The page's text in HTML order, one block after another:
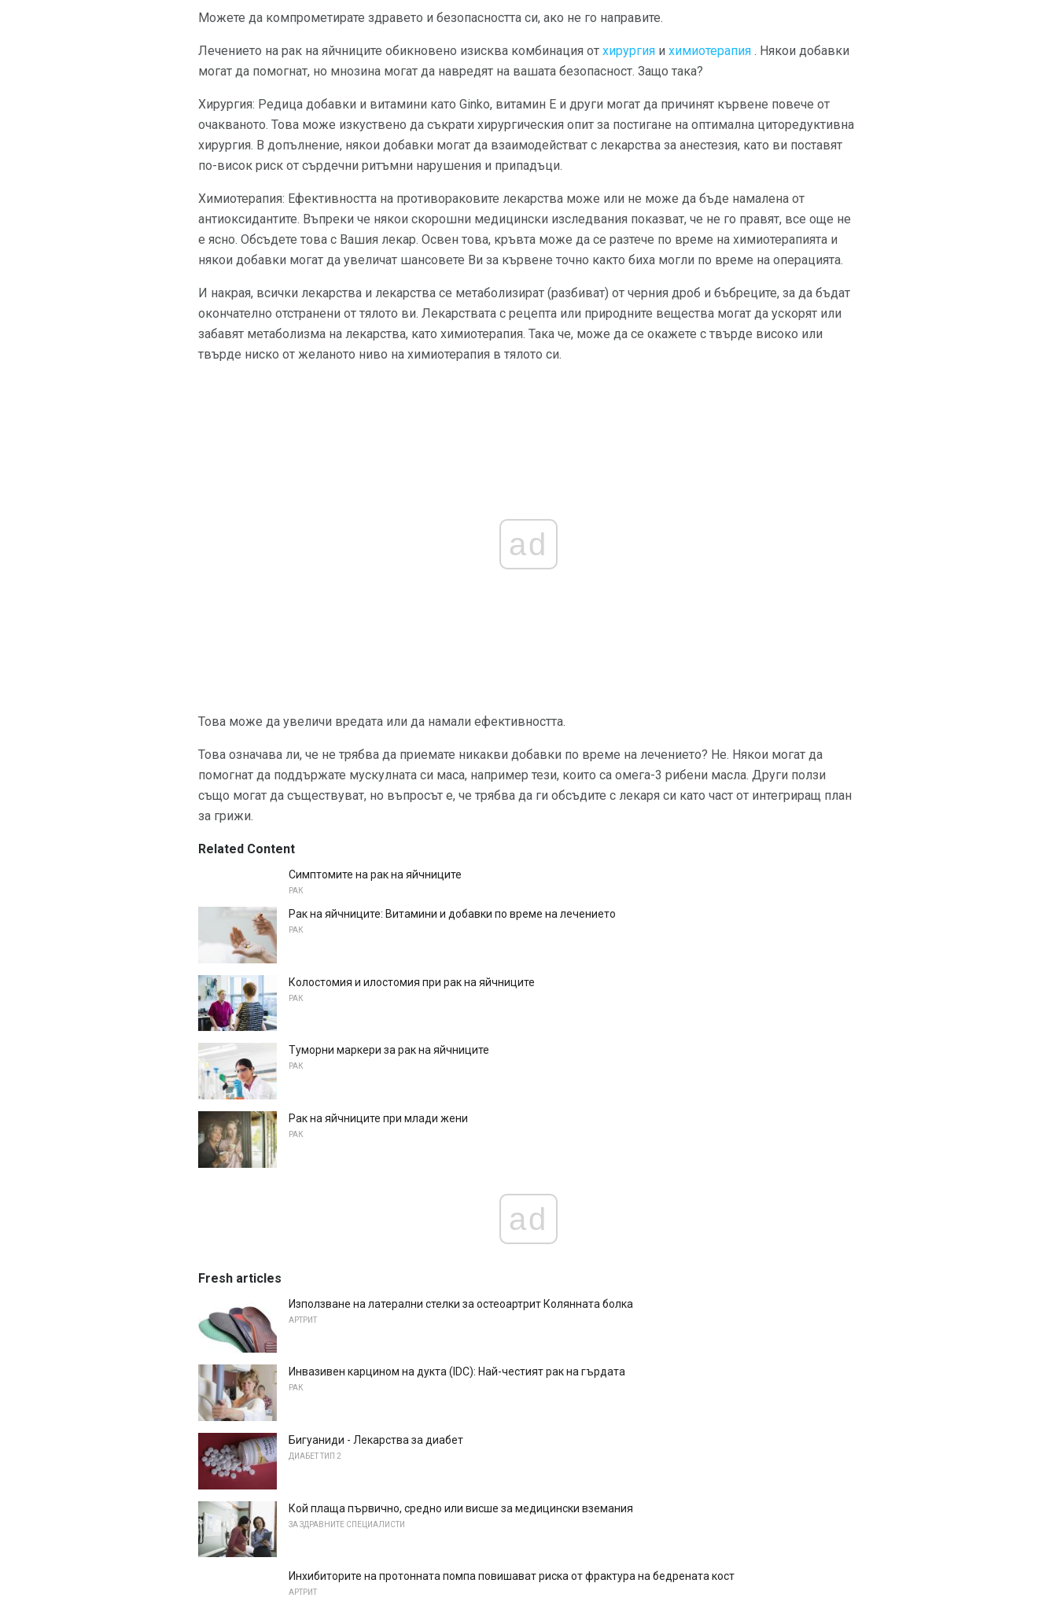
Можете да компрометирате здравето и безопасността си, ако не го направите.
Лечението на рак на яйчниците обикновено изисква комбинация от хирургия и химиотерапия . Някои добавки
могат да помогнат, но мнозина могат да навредят на вашата безопасност. Защо така?
Хирургия: Редица добавки и витамини като Ginko, витамин Е и други могат да причинят кървене повече от
очакваното. Това може изкуствено да съкрати хирургическия опит за постигане на оптимална циторедуктивна
хирургия. В допълнение, някои добавки могат да взаимодействат с лекарства за анестезия, като ви поставят
по-висок риск от сърдечни ритъмни нарушения и припадъци.
Химиотерапия: Ефективността на противораковите лекарства може или не може да бъде намалена от
антиоксидантите. Въпреки че някои скорошни медицински изследвания показват, че не го правят, все още не
е ясно. Обсъдете това с Вашия лекар. Освен това, кръвта може да се разтече по време на химиотерапията и
някои добавки могат да увеличат шансовете Ви за кървене точно както биха могли по време на операцията.
И накрая, всички лекарства и лекарства се метаболизират (разбиват) от черния дроб и бъбреците, за да бъдат
окончателно отстранени от тялото ви. Лекарствата с рецепта или природните вещества могат да ускорят или
забавят метаболизма на лекарства, като химиотерапия. Така че, може да се окажете с твърде високо или
твърде ниско от желаното ниво на химиотерапия в тялото си.
ad
Това може да увеличи вредата или да намали ефективността.
Това означава ли, че не трябва да приемате никакви добавки по време на лечението? Не. Някои могат да
помогнат да поддържате мускулната си маса, например тези, които са омега-3 рибени масла. Други ползи
също могат да съществуват, но въпросът е, че трябва да ги обсъдите с лекаря си като част от интегриращ план
за грижи.
Related Content
Симптомите на рак на яйчниците
РАК
Рак на яйчниците: Витамини и добавки по време на лечението
РАК
Колостомия и илостомия при рак на яйчниците
РАК
Туморни маркери за рак на яйчниците
РАК
Рак на яйчниците при млади жени
РАК
ad
Fresh articles
Използване на латерални стелки за остеоартрит Колянната болка
АРТРИТ
Инвазивен карцином на дукта (IDC): Най-честият рак на гърдата
РАК
Бигуаниди - Лекарства за диабет
ДИАБЕТ ТИП 2
Кой плаща първично, средно или висше за медицински вземания
ЗА ЗДРАВНИТЕ СПЕЦИАЛИСТИ
Инхибиторите на протонната помпа повишават риска от фрактура на бедрената кост
АРТРИТ